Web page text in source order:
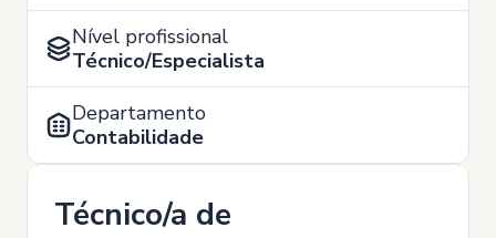
Nível profissional
Técnico/Especialista
Departamento
Contabilidade
Técnico/a de